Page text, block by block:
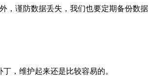
，谨防数据丢失，我们也要定期备份数据
，维护起来还是比较容易的。